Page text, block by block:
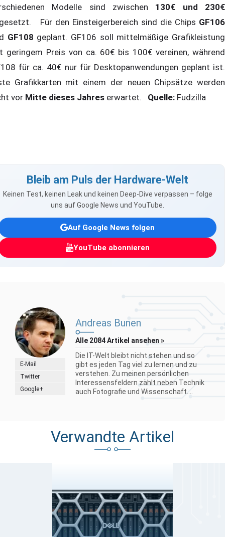
Modelle sind zwischen 130€ und 230€
Für den Einsteigerbereich sind die Chips GF106
GF108 geplant. GF106 soll mittelmäßige Grafikleistung
geringem Preis von ca. 60€ bis 100€ vereinen, während
für ca. 40€ nur für Desktopanwendungen geplant ist.
Grafikkarten mit einem der neuen Chipsätze werden
vor Mitte dieses Jahres erwartet. Quelle: Fudzilla
Bleib am Puls der Hardware-Welt
Keinen Test, keinen Leak und keinen Deep-Dive verpassen – folge
uns auf Google News und YouTube.
Auf Google News folgen
YouTube abonnieren
E-Mail
Twitter
Google+
Andreas Bunen
Alle 2084 Artikel ansehen »
Die IT-Welt bleibt nicht stehen und so
gibt es jeden Tag viel zu lernen und zu
verstehen. Zu meinen persönlichen
Interessensfeldern zählt neben Technik
auch Fotografie und Wissenschaft....
Verwandte Artikel